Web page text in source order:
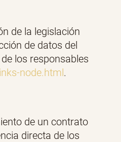
de la legislación
de datos del
los responsables
node.html .
de un contrato
directa de los